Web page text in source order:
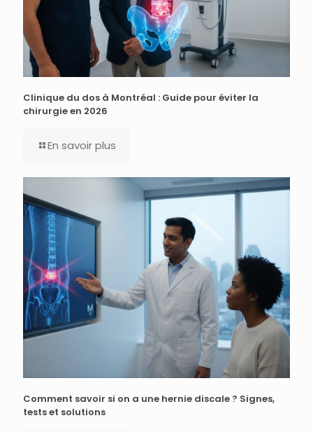
Clinique du dos à Montréal : Guide pour éviter la
chirurgie en 2026
En savoir plus
Comment savoir si on a une hernie discale ? Signes,
tests et solutions